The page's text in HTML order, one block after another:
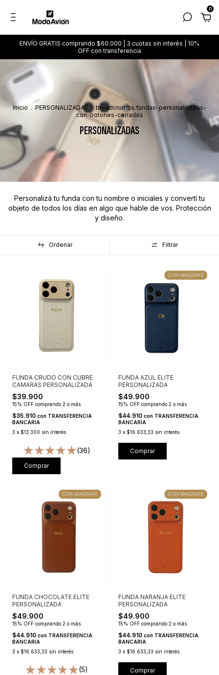
0
ENVÍO GRATIS comprando $60.000 | 3 cuotas sin interés | 10%
OFF con transferencia
Inicio . PERSONALIZADAS . breadcrumbs.fundas-personalizadas-
con-botones-cerrados
PERSONALIZADAS
Personalizá tu funda con tu nombre o iniciales y convertí tu
objeto de todos los días en algo que hable de vos. Protección
y diseño.
Ordenar Filtrar
FUNDA CRUDO CON CUBRE
CAMARAS PERSONALIZADA
$39.900
15% OFF comprando 2 o más
$35.910 con TRANSFERENCIA
BANCARIA
3 x $13.300 sin interés
(36)
Comprar
FUNDA AZUL ELITE
PERSONALIZADA
$49.900
15% OFF comprando 2 o más
$44.910 con TRANSFERENCIA
BANCARIA
3 x $16.633,33 sin interés
Comprar
FUNDA CHOCOLATE ELITE
PERSONALIZADA
$49.900
15% OFF comprando 2 o más
$44.910 con TRANSFERENCIA
BANCARIA
3 x $16.633,33 sin interés
(5)
FUNDA NARANJA ELITE
PERSONALIZADA
$49.900
15% OFF comprando 2 o más
$44.910 con TRANSFERENCIA
BANCARIA
3 x $16.633,33 sin interés
Comprar